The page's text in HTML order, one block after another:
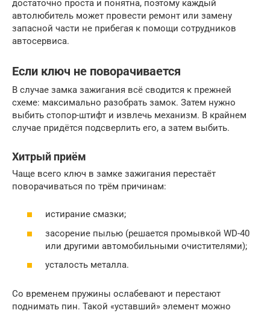
достаточно проста и понятна, поэтому каждый
автолюбитель может провести ремонт или замену
запасной части не прибегая к помощи сотрудников
автосервиса.
Если ключ не поворачивается
В случае замка зажигания всё сводится к прежней
схеме: максимально разобрать замок. Затем нужно
выбить стопор-штифт и извлечь механизм. В крайнем
случае придётся подсверлить его, а затем выбить.
Хитрый приём
Чаще всего ключ в замке зажигания перестаёт
поворачиваться по трём причинам:
истирание смазки;
засорение пылью (решается промывкой WD-40
или другими автомобильными очистителями);
усталость металла.
Со временем пружины ослабевают и перестают
поднимать пин. Такой «уставший» элемент можно